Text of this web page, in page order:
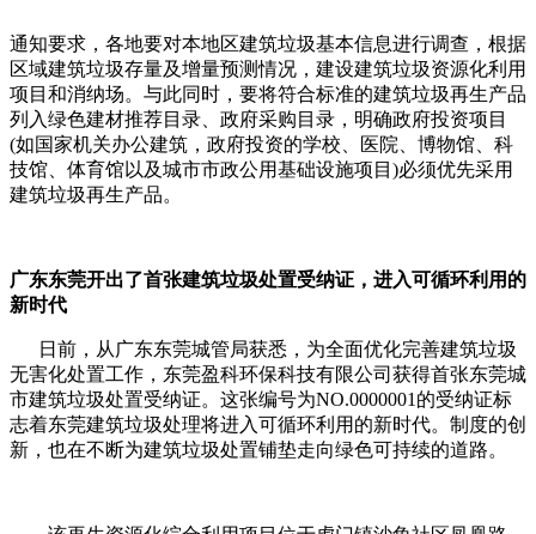
通知要求，各地要对本地区建筑垃圾基本信息进行调查，根据
区域建筑垃圾存量及增量预测情况，建设建筑垃圾资源化利用
项目和消纳场。与此同时，要将符合标准的建筑垃圾再生产品
列入绿色建材推荐目录、政府采购目录，明确政府投资项目
(如国家机关办公建筑，政府投资的学校、医院、博物馆、科
技馆、体育馆以及城市市政公用基础设施项目)必须优先采用
建筑垃圾再生产品。
广东东莞开出了首张建筑垃圾处置受纳证，进入可循环利用的
新时代
日前，从广东东莞城管局获悉，为全面优化完善建筑垃圾
无害化处置工作，东莞盈科环保科技有限公司获得首张东莞城
市建筑垃圾处置受纳证。这张编号为NO.0000001的受纳证标
志着东莞建筑垃圾处理将进入可循环利用的新时代。制度的创
新，也在不断为建筑垃圾处置铺垫走向绿色可持续的道路。